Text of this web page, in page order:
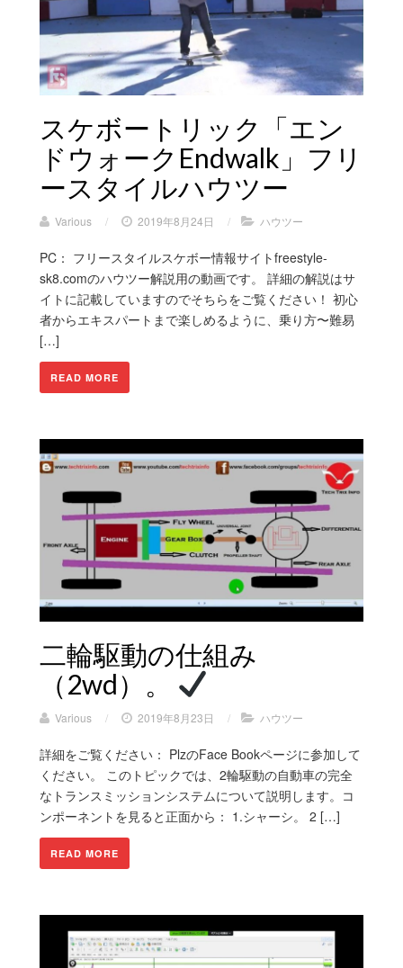
スケボートリック「エン
ドウォークEndwalk」フリ
ースタイルハウツー
Various / 2019年8月24日 / ハウツー
PC： フリースタイルスケボー情報サイトfreestyle-
sk8.comのハウツー解説用の動画です。 詳細の解説はサ
イトに記載していますのでそちらをご覧ください！ 初心
者からエキスパートまで楽しめるように、乗り方〜難易
[…]
READ MORE
二輪駆動の仕組み
（2wd）。
Various / 2019年8月23日 / ハウツー
詳細をご覧ください： PlzのFace Bookページに参​​加して
ください。 このトピックでは、2輪駆動の自動車の完全
なトランスミッションシステムについて説明します。コ
ンポーネントを見ると正面から： 1.シャーシ。 2 […]
READ MORE